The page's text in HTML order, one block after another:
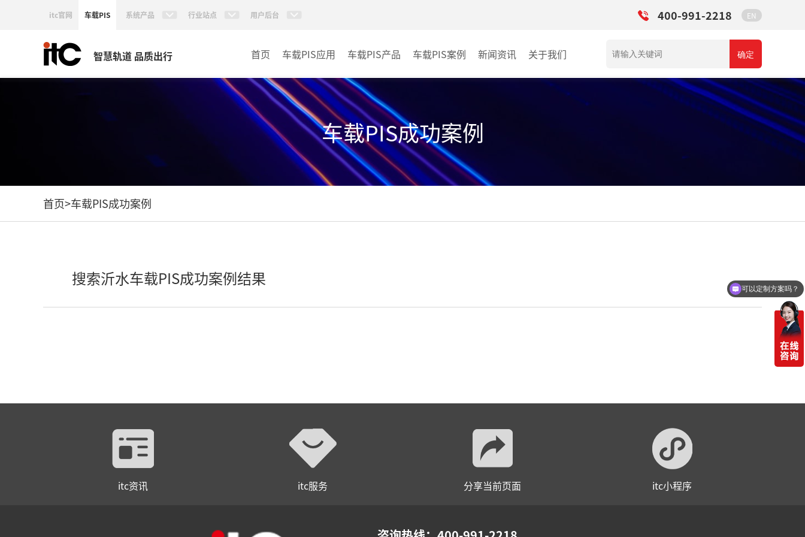
itc官网 车载PIS 系统产品 行业站点 用户后台 400-991-2218 EN
智慧轨道 品质出行 首页 车载PIS应用 车载PIS产品
PIS系统
车载PIS案例
地铁
其它
新闻资讯 关于我们 确定
车载PIS成功案例
首页>车载PIS成功案例
搜索沂水车载PIS成功案例结果
itc资讯 itc服务 分享当前页面 itc小程序
可以定制方案吗？